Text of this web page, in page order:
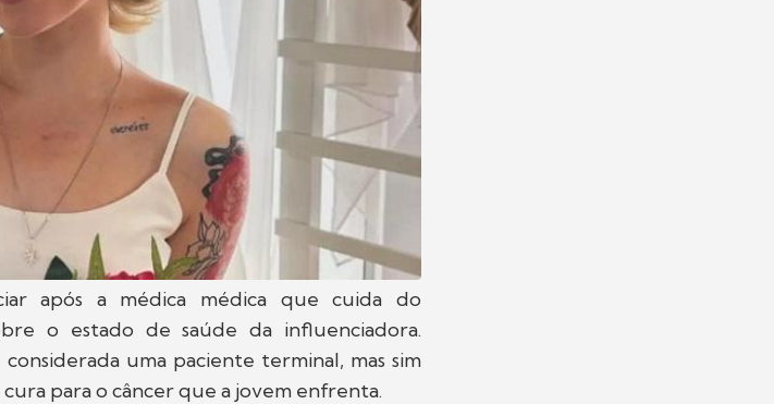
após a médica médica que cuida do
o estado de saúde da influenciadora.
uma paciente terminal, mas sim
para o câncer que a jovem enfrenta.